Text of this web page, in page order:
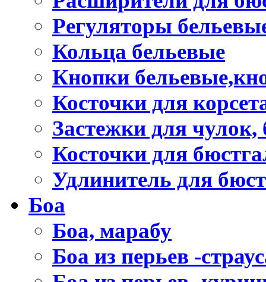
Регуляторы
Кольца бельевые
Кнопки
Косточки для
Застежки для чулок,
Косточки для
Удлинитель для
Боа
Боа, марабу
Боа из перьев -